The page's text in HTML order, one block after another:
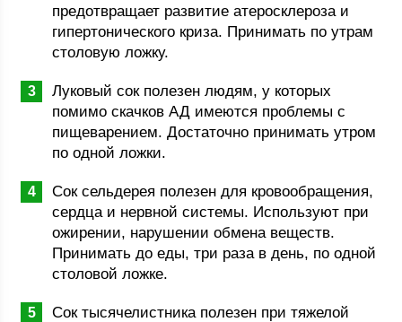
предотвращает развитие атеросклероза и
гипертонического криза. Принимать по утрам
столовую ложку.
Луковый сок полезен людям, у которых
помимо скачков АД имеются проблемы с
пищеварением. Достаточно принимать утром
по одной ложки.
Сок сельдерея полезен для кровообращения,
сердца и нервной системы. Используют при
ожирении, нарушении обмена веществ.
Принимать до еды, три раза в день, по одной
столовой ложке.
Сок тысячелистника полезен при тяжелой